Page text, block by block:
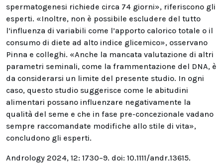
spermatogenesi richiede circa 74 giorni», riferiscono gli
esperti. «Inoltre, non è possibile escludere del tutto
l’influenza di variabili come l’apporto calorico totale o il
consumo di diete ad alto indice glicemico», osservano
Pinna e colleghi. «Anche la mancata valutazione di altri
parametri seminali, come la frammentazione del DNA, è
da considerarsi un limite del presente studio. In ogni
caso, questo studio suggerisce come le abitudini
alimentari possano influenzare negativamente la
qualità del seme e che in fase pre-concezionale vadano
sempre raccomandate modifiche allo stile di vita»,
concludono gli esperti.
Andrology 2024, 12: 1730–9. doi: 10.1111/andr.13615.